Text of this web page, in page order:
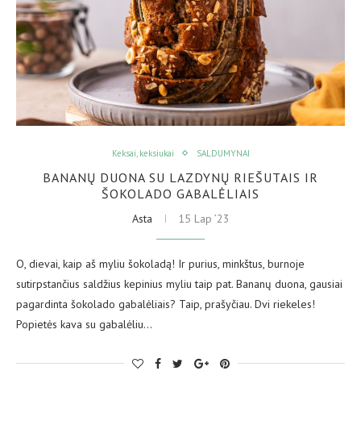
Keksai, keksiukai SALDUMYNAI
BANANŲ DUONA SU LAZDYNŲ RIEŠUTAIS IR
ŠOKOLADO GABALĖLIAIS
Asta 15 Lap ’23
O, dievai, kaip aš myliu šokoladą! Ir purius, minkštus, burnoje
sutirpstančius saldžius kepinius myliu taip pat. Bananų duona, gausiai
pagardinta šokolado gabalėliais? Taip, prašyčiau. Dvi riekeles!
Popietės kava su gabalėliu…